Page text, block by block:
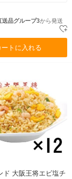
品グループ3から発送
ートに入れる
ド 大阪王将エビ塩チ